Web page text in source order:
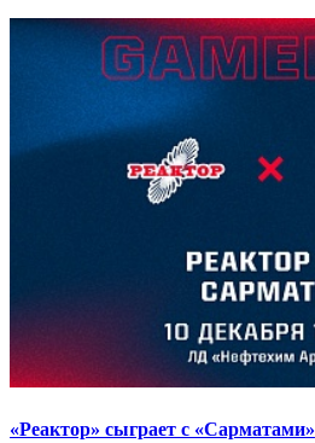
«Реактор» сыграет с «Сарматами»